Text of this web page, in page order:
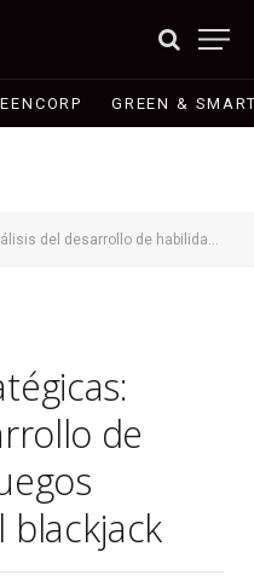
GREEN &
habilidades en juegos clásicos como el blackjack
de
blackjack